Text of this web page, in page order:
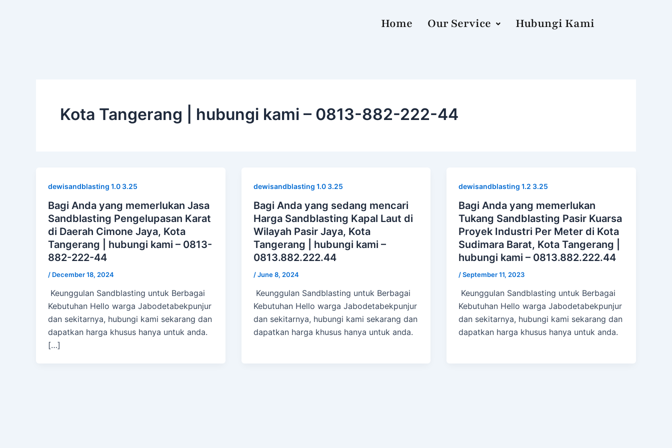
Home Our Service Hubungi Kami
Kota Tangerang | hubungi kami – 0813-882-222-44
dewisandblasting 1.0 3.25
Bagi Anda yang memerlukan Jasa
Sandblasting Pengelupasan Karat
di Daerah Cimone Jaya, Kota
Tangerang | hubungi kami – 0813-
882-222-44
/ December 18, 2024
Keunggulan Sandblasting untuk Berbagai
Kebutuhan Hello warga Jabodetabekpunjur
dan sekitarnya, hubungi kami sekarang dan
dapatkan harga khusus hanya untuk anda.
[…]
dewisandblasting 1.0 3.25
Bagi Anda yang sedang mencari
Harga Sandblasting Kapal Laut di
Wilayah Pasir Jaya, Kota
Tangerang | hubungi kami –
0813.882.222.44
/June 8, 2024
Keunggulan Sandblasting untuk Berbagai
Kebutuhan Hello warga Jabodetabekpunjur
dan sekitarnya, hubungi kami sekarang dan
dapatkan harga khusus hanya untuk anda.
dewisandblasting 1.2 3.25
Bagi Anda yang memerlukan
Tukang Sandblasting Pasir Kuarsa
Proyek Industri Per Meter di Kota
Sudimara Barat, Kota Tangerang |
hubungi kami – 0813.882.222.44
/September 11, 2023
Keunggulan Sandblasting untuk Berbagai
Kebutuhan Hello warga Jabodetabekpunjur
dan sekitarnya, hubungi kami sekarang dan
dapatkan harga khusus hanya untuk anda.